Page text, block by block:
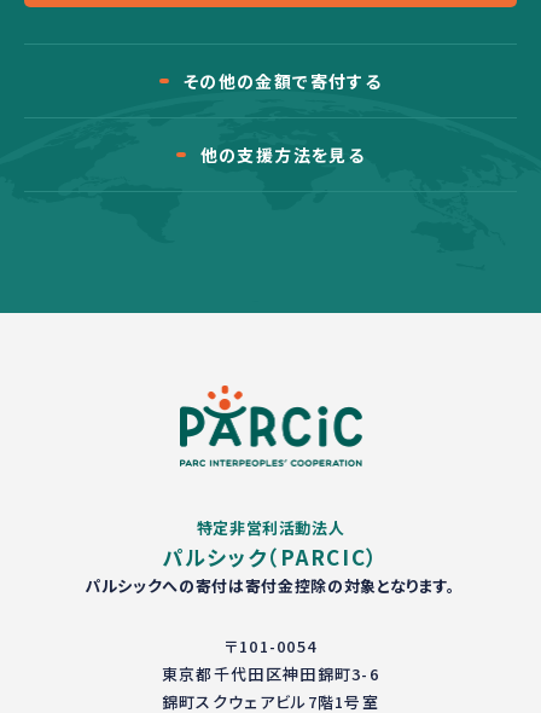
その他の金額で寄付する
他の支援方法を見る
特定非営利活動法人
パルシック（PARCIC）
パルシックへの寄付は寄付金控除の対象となります。
〒101-0054
東京都千代田区神田錦町3-6
錦町スクウェアビル7階1号室